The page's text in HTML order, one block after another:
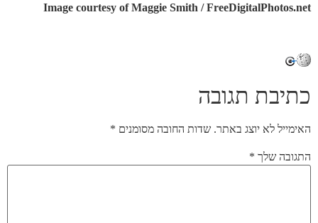
Image courtesy of Maggie Smith / FreeDigitalPhotos.net
כתיבת תגובה
האימייל לא יוצג באתר. שדות החובה מסומנים *
התגובה שלך *